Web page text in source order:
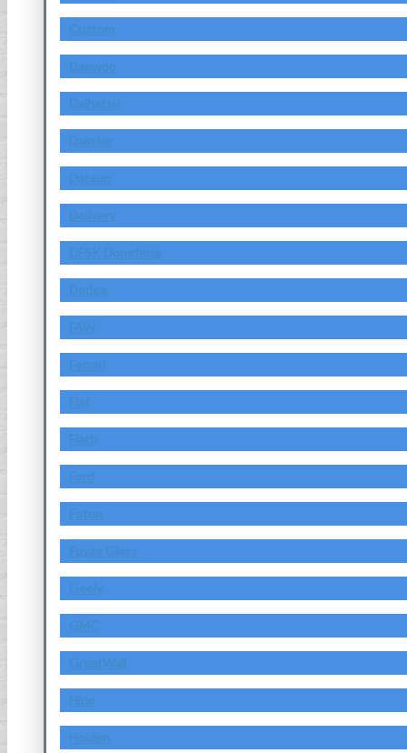
Custom
Daewoo
Daihatsu
Daimler
Datsun
Delivery
DFSK Dongfeng
Dodge
FAW
Ferrari
Fiat
Fiath
Ford
Foton
Fuyao Glass
Geely
GMC
GreatWall
Hino
Holden